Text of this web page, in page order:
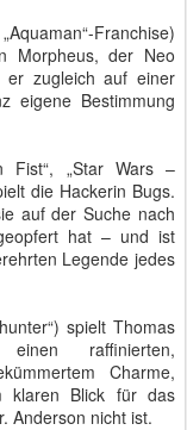
Franchise)
Morpheus, der Neo
er zugleich auf einer
eigene Bestimmung
Fist“, „Star Wars –
die Hackerin Bugs.
auf der Suche nach
hat – und ist
Legende jedes
spielt Thomas
einen raffinierten,
Charme,
klaren Blick für das
Anderson nicht ist.